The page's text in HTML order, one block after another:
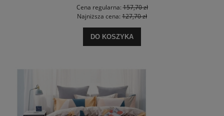
Cena regularna:157,70 zł
Najniższa cena: 127,70 zł
DO KOSZYKA